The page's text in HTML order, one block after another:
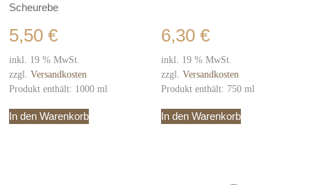
Scheurebe
5,50€
inkl. 19 % MwSt.
zzgl.Versandkosten
Produkt enthält: 1000ml
In den Warenkorb
6,30€
inkl. 19 % MwSt.
zzgl.Versandkosten
Produkt enthält: 750ml
In den Warenkorb